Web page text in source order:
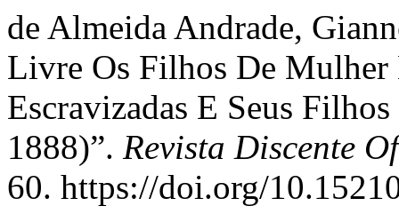
de Almeida Andrade,
Livre Os Filhos De Mulher
Escravizadas E Seus
1888)”. Revista Discente
60. https://doi.org/